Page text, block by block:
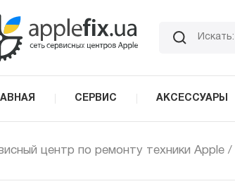
СЕРВИС АКСЕССУАРЫ
центр по ремонту техники Apple /